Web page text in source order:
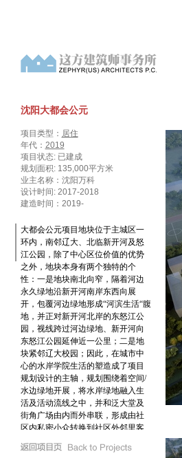
沈阳大都会公元
项目类型： 居住
年代： 2019
项目状态: 已建成
规划面积: 135,000平方米
业主名称：沈阳万科
设计时间: 2017-2018
建造时间：2019-
大都会公元项目地块位于主城区一
环内，南邻辽大、北临新开河及怒
江公园，除了中心区位价值的优势
之外，地块本身有两个独特的个
性：一是地块南北向窄，隔着河边
永久绿地沿新开河南岸东西向展
开，包覆河边绿地形成“河滨生活“腹
地，并正对新开河北岸的东怒江公
园，视线跨过河边绿地、新开河向
东怒江公园延伸近一公里；二是地
块紧邻辽大校园；因此，在城市中
心的水岸学院生活的塑造成了项目
规划设计的主轴，规划围绕着空间/
水边绿地开展，将水岸绿地融入生
活及活动流线之中，并和泛大堂及
街角广场由内而外串联，形成由社
区内私密小众转换到社区外邻里客
采用战后纽约曼哈顿中央公园边上